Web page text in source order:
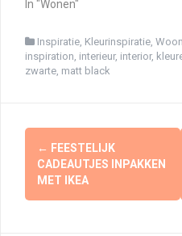
In "Wonen"
Inspiratie, Kleurinspiratie,
inspiration, interieur, interior,
zwarte, matt black
Berichtnavigatie
← FEESTELIJK
CADEAUTJES INPAKKEN
MET IKEA